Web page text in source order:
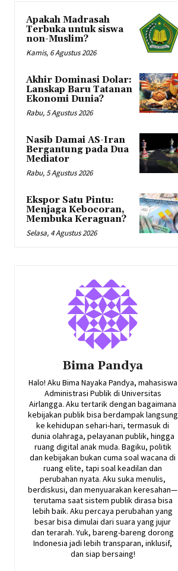
Apakah Madrasah
Terbuka untuk siswa
non-Muslim?
Kamis, 6 Agustus 2026
Akhir Dominasi Dolar:
Lanskap Baru Tatanan
Ekonomi Dunia?
Rabu, 5 Agustus 2026
Nasib Damai AS-Iran
Bergantung pada Dua
Mediator
Rabu, 5 Agustus 2026
Ekspor Satu Pintu:
Menjaga Kebocoran,
Membuka Keraguan?
Selasa, 4 Agustus 2026
Bima Pandya
Halo! Aku Bima Nayaka Pandya, mahasiswa
Administrasi Publik di Universitas
Airlangga. Aku tertarik dengan bagaimana
kebijakan publik bisa berdampak langsung
ke kehidupan sehari-hari, termasuk di
dunia olahraga, pelayanan publik, hingga
ruang digital anak muda. Bagiku, politik
dan kebijakan bukan cuma soal wacana di
ruang elite, tapi soal keadilan dan
perubahan nyata. Aku suka menulis,
berdiskusi, dan menyuarakan keresahan—
terutama saat sistem publik dirasa bisa
lebih baik. Aku percaya perubahan yang
besar bisa dimulai dari suara yang jujur
dan terarah. Yuk, bareng-bareng dorong
Indonesia jadi lebih transparan, inklusif,
dan siap bersaing!